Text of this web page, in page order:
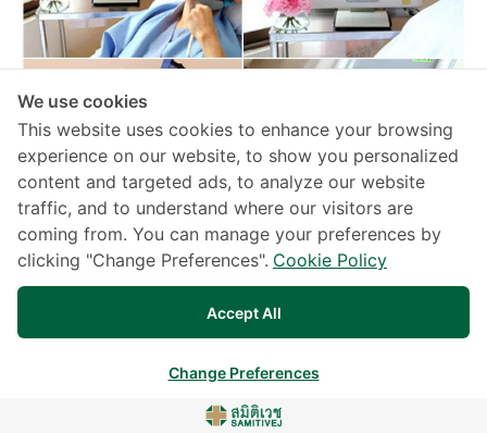
タイ・バンコクのサミティベート病院スクムビット美容皮膚科で
は、皮膚、爪、毛髪の美しさと健康を保つお手伝いをします。
美容皮膚科（タイ・バンコク）
外来新規予約はこちら
We use cookies
This website uses cookies to enhance your browsing
experience on our website, to show you personalized
content and targeted ads, to analyze our website
traffic, and to understand where our visitors are
coming from. You can manage your preferences by
clicking "Change Preferences". Cookie Policy
Accept All
Change Preferences